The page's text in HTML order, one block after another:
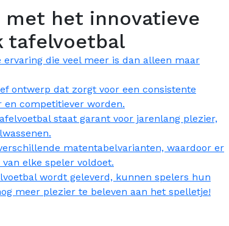
het innovatieve
tafelvoetbal
die veel meer is dan alleen maar
ontwerp dat zorgt voor een consistente
en competitiever worden.
staat garant voor jarenlang plezier,
matentabelvarianten, waardoor er
elke speler voldoet.
wordt geleverd, kunnen spelers hun
meer plezier te beleven aan het spelletje!